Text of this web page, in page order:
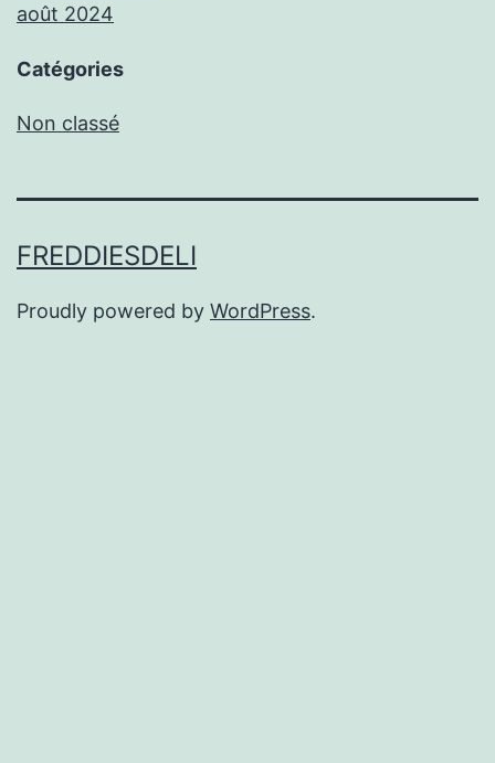
août 2024
Catégories
Non classé
FREDDIESDELI
Proudly powered by WordPress.